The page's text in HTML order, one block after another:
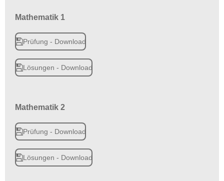
Mathematik 1
Prüfung - Download
Lösungen - Download
Mathematik 2
Prüfung - Download
Lösungen - Download